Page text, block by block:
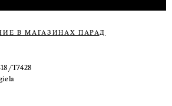
В МАГАЗИНАХ ПАРАД
T7428